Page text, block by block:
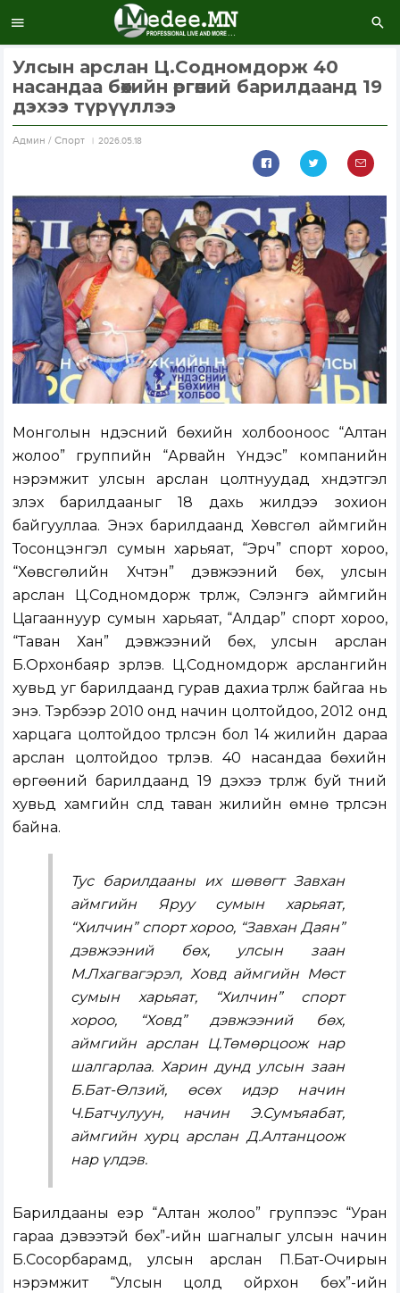
Улсын арслан Ц.Содномдорж 40
насандаа бөхийн өргөөний барилдаанд 19
дэхээ түрүүллээ
Aдмин / Спорт 2026.05.18
Монголын үндэсний бөхийн холбооноос “Алтан
жолоо” группийн “Арвайн Үндэс” компанийн
нэрэмжит улсын арслан цолтнуудад хүндэтгэл
үзүүлэх барилдааныг 18 дахь жилдээ зохион
байгууллаа. Энэхүү барилдаанд Хөвсгөл аймгийн
Тосонцэнгэл сумын харьяат, “Эрч” спорт хороо,
“Хөвсгөлийн Хүчтэн” дэвжээний бөх, улсын
арслан Ц.Содномдорж түрүүлж, Сэлэнгэ аймгийн
Цагааннуур сумын харьяат, “Алдар” спорт хороо,
“Таван Хан” дэвжээний бөх, улсын арслан
Б.Орхонбаяр үзүүрлэв. Ц.Содномдорж арслангийн
хувьд уг барилдаанд гурав дахиа түрүүлж байгаа нь
энэ. Тэрбээр 2010 онд начин цолтойдоо, 2012 онд
харцага цолтойдоо түрүүлсэн бол 14 жилийн дараа
арслан цолтойдоо түрүүлэв. 40 насандаа бөхийн
өргөөний барилдаанд 19 дэхээ түрүүлж буй түүний
хувьд хамгийн сүүлд таван жилийн өмнө түрүүлсэн
байна.
Тус барилдааны их шөвөгт Завхан
аймгийн Яруу сумын харьяат,
“Хилчин” спорт хороо, “Завхан Даян”
дэвжээний бөх, улсын заан
М.Лхагвагэрэл, Ховд аймгийн Мөст
сумын харьяат, “Хилчин” спорт
хороо, “Ховд” дэвжээний бөх,
аймгийн арслан Ц.Төмөрцоож нар
шалгарлаа. Харин дунд улсын заан
Б.Бат-Өлзий, өсөх идэр начин
Ч.Батчулуун, начин Э.Сумъяабат,
аймгийн хурц арслан Д.Алтанцоож
нар үлдэв.
Барилдааны үеэр “Алтан жолоо” группээс “Уран
гараа дэвээтэй бөх”-ийн шагналыг улсын начин
Б.Сосорбарамд, улсын арслан П.Бат-Очирын
нэрэмжит “Улсын цолд ойрхон бөх”-ийн